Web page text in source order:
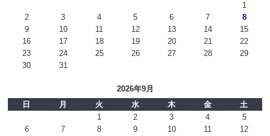
1
2
3 4 5 6 7
8
9
10 11 12 13 14
15
16
17 18 19 20 21
22
23
24 25 26 27 28
29
30
31
2026年9月
日
月 火 水 木 金
土
1
2 3 4
5
6
7 8 9 10 11
12